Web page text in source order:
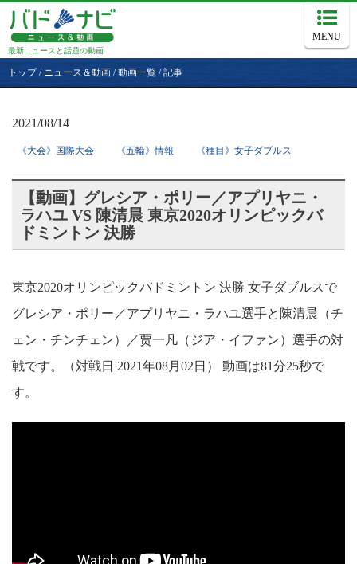
最新ニュースと話題の動画
MENU
トップ/ ニュース＆動画 /動画一覧 /記事
2021/08/14
《大会》国際大会 《五輪》情報 《種目》女子ダブルス
【動画】グレシア・ポリー／アプリヤニ・
ラハユ VS 陳清晨 東京2020オリンピックバ
ドミントン 決勝
東京2020オリンピックバドミントン 決勝 女子ダブルスで
グレシア・ポリー／アプリヤニ・ラハユ選手と陳清晨（チ
ェン・チンチェン）／贾一凡（ジア・イファン）選手の対
戦です。（対戦日 2021年08月02日） 動画は81分25秒で
す。